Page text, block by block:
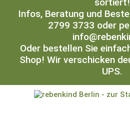
sortiert!
Infos, Beratung und
2799 3733 oder
Oder bestellen Sie
Shop! Wir verschicken
UPS.